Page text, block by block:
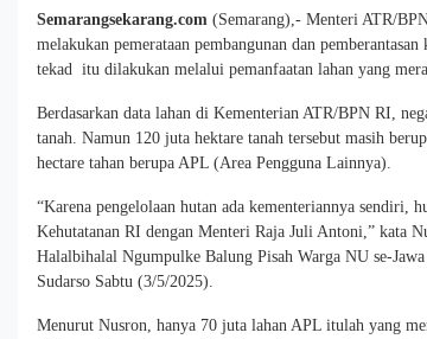
Semarangsekarang.com (Semarang),- Menteri ATR/
melakukan pemerataan pembangunan dan
tekad itu dilakukan melalui pemanfaatan lahan yang
Berdasarkan data lahan di Kementerian ATR/BPN RI,
tanah. Namun 120 juta hektare tanah tersebut masih
hectare tahan berupa APL (Area Pengguna Lainnya).
“Karena pengelolaan hutan ada kementeriannya sendiri,
Kehutatanan RI dengan Menteri Raja Juli Antoni,” kata
Halalbihalal Ngumpulke Balung Pisah Warga NU se-
Sudarso Sabtu (3/5/2025).
Menurut Nusron, hanya 70 juta lahan APL itulah yang